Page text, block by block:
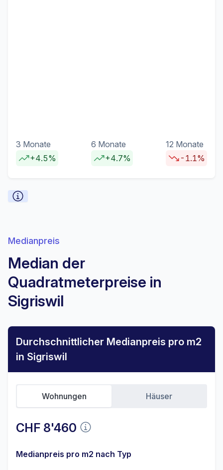
3 Monate
+4.5%
6 Monate
+4.7%
12 Monate
-1.1%
Medianpreis
Median der
Quadratmeterpreise in
Sigriswil
Durchschnittlicher Medianpreis pro m2
in Sigriswil
CHF 8'460
Wohnungen Häuser
Medianpreis pro m2 nach Typ